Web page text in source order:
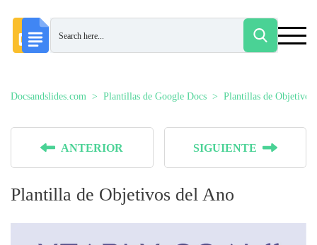
Docsandslides.com Plantillas de Google Docs Plantillas de Objetivos
ANTERIOR SIGUIENTE
Plantilla de Objetivos del Ano